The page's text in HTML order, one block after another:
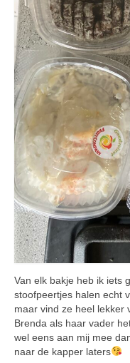
Van elk bakje heb ik iets
stoofpeertjes halen echt
maar vind ze heel lekker
Brenda als haar vader
wel eens aan mij mee
naar de kapper laters